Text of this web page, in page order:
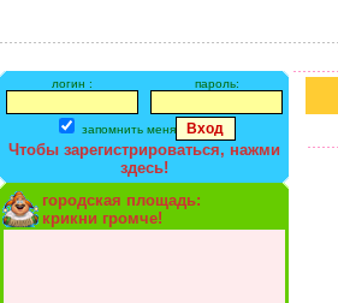
логин : пароль:
запомнить меня
Чтобы зарегистрироваться, нажми
здесь!
городская площадь:
крикни громче!